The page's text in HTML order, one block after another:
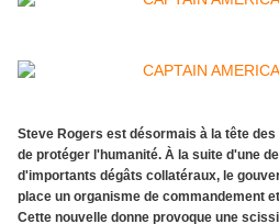
Steve Rogers est désormais à la tête
de protéger l'humanité. À la suite d'une
d'importants dégâts collatéraux, le
place un organisme de commandement
Cette nouvelle donne provoque une